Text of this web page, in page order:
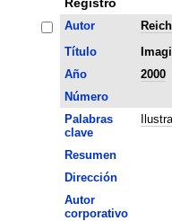
Autor
Título
Año
2000
Número
Palabras
clave
Resumen
Dirección
Autor
corporativo